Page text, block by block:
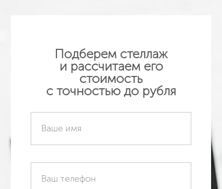
Подберем стеллаж
и рассчитаем его
стоимость
с точностью до рубля